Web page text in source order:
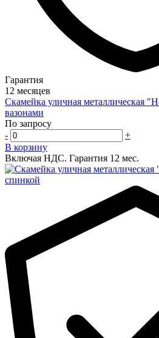
Гарантия
12 месяцев
Скамейка уличная металлическая
вазонами
По запросу
-
+
В корзину
Включая НДС. Гарантия 12 мес.